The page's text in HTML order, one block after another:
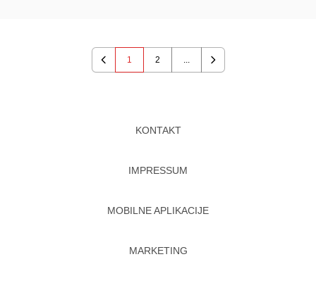
Previous
1 2
Next
KONTAKT
IMPRESSUM
MOBILNE APLIKACIJE
MARKETING